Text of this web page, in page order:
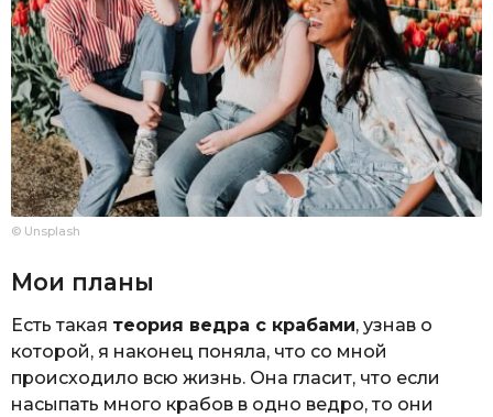
© Unsplash
Мои планы
Есть такая теория ведра с крабами, узнав о
которой, я наконец поняла, что со мной
происходило всю жизнь. Она гласит, что если
насыпать много крабов в одно ведро, то они